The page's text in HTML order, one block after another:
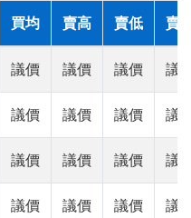
買均 賣高 賣低 賣
議價 議價 議價 議
議價 議價 議價 議
議價 議價 議價 議
議價 議價 議價 議